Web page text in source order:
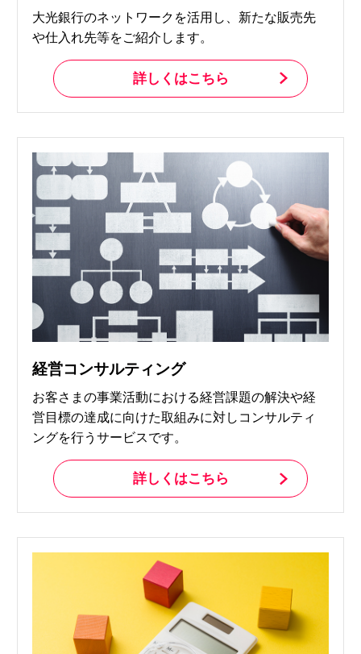
大光銀行のネットワークを活用し、新たな販売先
や仕入れ先等をご紹介します。
詳しくはこちら
経営コンサルティング
お客さまの事業活動における経営課題の解決や経
営目標の達成に向けた取組みに対しコンサルティ
ングを行うサービスです。
詳しくはこちら